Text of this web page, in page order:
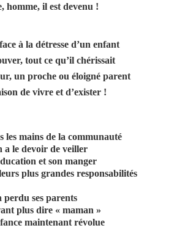
homme, il est devenu !
à la détresse d’un enfant
tout ce qu’il chérissait
un proche ou éloigné parent
de vivre et d’exister !
mains de la communauté
a le devoir de veiller
et son manger
plus grandes responsabilités
perdu ses parents
plus dire « maman »
maintenant révolue